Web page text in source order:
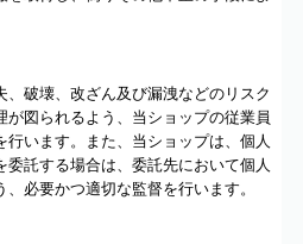
、破壊、改ざん及び漏洩などのリスク
が図られるよう、当ショップの従業員
行います。また、当ショップは、個人
託する場合は、委託先において個人
必要かつ適切な監督を行います。